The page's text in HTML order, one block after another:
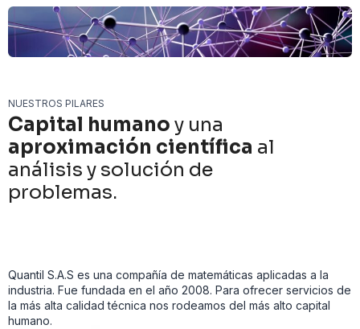
NUESTROS PILARES
Capital humano y una
aproximación científica al
análisis y solución de
problemas.
Quantil S.A.S es una compañía de matemáticas aplicadas a la
industria. Fue fundada en el año 2008. Para ofrecer servicios de
la más alta calidad técnica nos rodeamos del más alto capital
humano.